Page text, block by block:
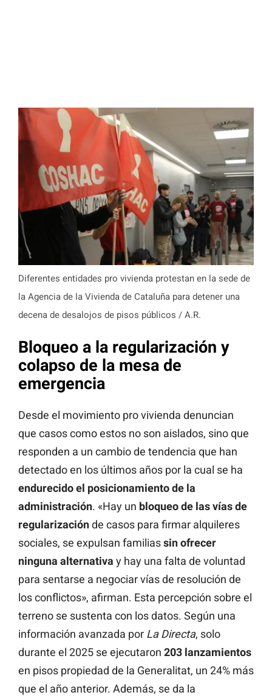
Diferentes entidades pro vivienda protestan en la sede de
la Agencia de la Vivienda de Cataluña para detener una
decena de desalojos de pisos públicos / A.R.
Bloqueo a la regularización y
colapso de la mesa de
emergencia
Desde el movimiento pro vivienda denuncian
que casos como estos no son aislados, sino que
responden a un cambio de tendencia que han
detectado en los últimos años por la cual se ha
endurecido el posicionamiento de la
administración. «Hay un bloqueo de las vías de
regularizaciónde casos para firmar alquileres
sociales, se expulsan familiassin ofrecer
ninguna alternativa y hay una falta de voluntad
para sentarse a negociar vías de resolución de
los conflictos», afirman. Esta percepción sobre el
terreno se sustenta con los datos. Según una
información avanzada por La Directa, solo
durante el 2025 se ejecutaron 203 lanzamientos
en pisos propiedad de la Generalitat, un 24% más
que el año anterior. Además, se da la